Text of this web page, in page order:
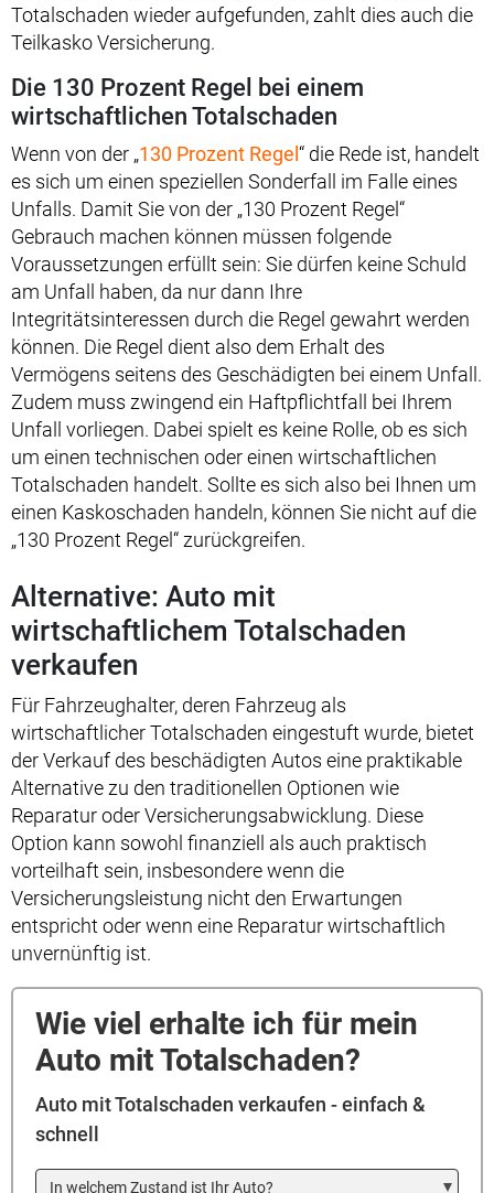
Totalschaden wieder aufgefunden, zahlt dies auch die
Teilkasko Versicherung.
Die 130 Prozent Regel bei einem
wirtschaftlichen Totalschaden
Wenn von der „130 Prozent Regel “ die Rede ist, handelt
es sich um einen speziellen Sonderfall im Falle eines
Unfalls. Damit Sie von der „130 Prozent Regel“
Gebrauch machen können müssen folgende
Voraussetzungen erfüllt sein: Sie dürfen keine Schuld
am Unfall haben, da nur dann Ihre
Integritätsinteressen durch die Regel gewahrt werden
können. Die Regel dient also dem Erhalt des
Vermögens seitens des Geschädigten bei einem Unfall.
Zudem muss zwingend ein Haftpflichtfall bei Ihrem
Unfall vorliegen. Dabei spielt es keine Rolle, ob es sich
um einen technischen oder einen wirtschaftlichen
Totalschaden handelt. Sollte es sich also bei Ihnen um
einen Kaskoschaden handeln, können Sie nicht auf die
„130 Prozent Regel“ zurückgreifen.
Alternative: Auto mit
wirtschaftlichem Totalschaden
verkaufen
Für Fahrzeughalter, deren Fahrzeug als
wirtschaftlicher Totalschaden eingestuft wurde, bietet
der Verkauf des beschädigten Autos eine praktikable
Alternative zu den traditionellen Optionen wie
Reparatur oder Versicherungsabwicklung. Diese
Option kann sowohl finanziell als auch praktisch
vorteilhaft sein, insbesondere wenn die
Versicherungsleistung nicht den Erwartungen
entspricht oder wenn eine Reparatur wirtschaftlich
unvernünftig ist.
Wie viel erhalte ich für mein
Auto mit Totalschaden?
Auto mit Totalschaden verkaufen - einfach &
schnell
In welchem Zustand ist Ihr Auto?